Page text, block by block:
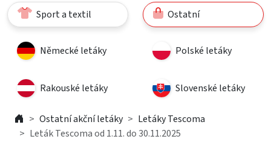
Sport a textil Ostatní
Německé letáky Polské letáky
Rakouské letáky Slovenské letáky
Ostatní akční letáky
Letáky Tescoma
Leták Tescoma od 1.11. do 30.11.2025